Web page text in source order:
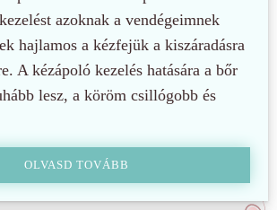
azoknak a vendégeimnek
hajlamos a kézfejük a kiszáradásra
A kézápoló kezelés hatására a bőr
lesz, a köröm csillógobb és
OLVASD TOVÁBB